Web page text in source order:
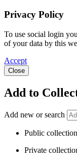
Privacy Policy
To use social login
of your data by this
Accept
Close
Add to
Add new or search
Public
Private